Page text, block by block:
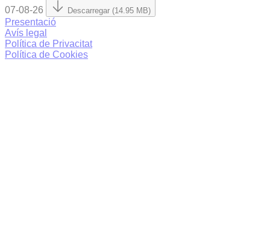
07-08-26 Descarregar (14.95 MB)
Presentació
Avís legal
Política de Privacitat
Política de Cookies